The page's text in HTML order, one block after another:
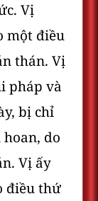
Vị
một điều
thán. Vị
pháp và
bị chỉ
do
Vị ấy
điều thứ